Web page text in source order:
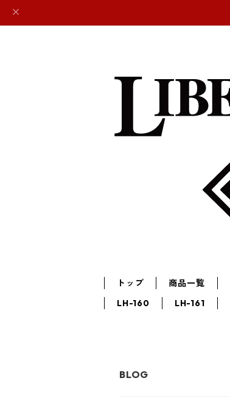
トップ 商品一覧
LH-160
LH-161